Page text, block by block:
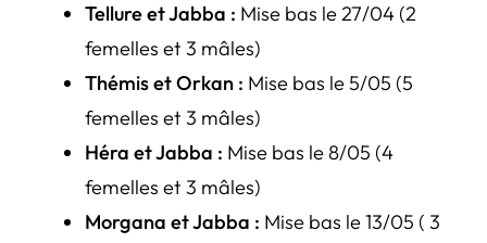
Tellure et Jabba : Mise bas le 27/04 (2
femelles et 3 mâles)
Thémis et Orkan : Mise bas le 5/05 (5
femelles et 3 mâles)
Héra et Jabba : Mise bas le 8/05 (4
femelles et 3 mâles)
Morgana et Jabba : Mise bas le 13/05 ( 3